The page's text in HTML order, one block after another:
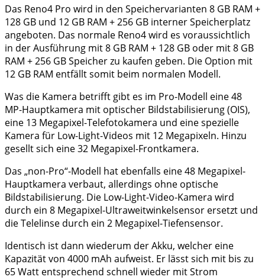
Das Reno4 Pro wird in den Speichervarianten 8 GB RAM +
128 GB und 12 GB RAM + 256 GB interner Speicherplatz
angeboten. Das normale Reno4 wird es voraussichtlich
in der Ausführung mit 8 GB RAM + 128 GB oder mit 8 GB
RAM + 256 GB Speicher zu kaufen geben. Die Option mit
12 GB RAM entfällt somit beim normalen Modell.
Was die Kamera betrifft gibt es im Pro-Modell eine 48
MP-Hauptkamera mit optischer Bildstabilisierung (OIS),
eine 13 Megapixel-Telefotokamera und eine spezielle
Kamera für Low-Light-Videos mit 12 Megapixeln. Hinzu
gesellt sich eine 32 Megapixel-Frontkamera.
Das „non-Pro“-Modell hat ebenfalls eine 48 Megapixel-
Hauptkamera verbaut, allerdings ohne optische
Bildstabilisierung. Die Low-Light-Video-Kamera wird
durch ein 8 Megapixel-Ultraweitwinkelsensor ersetzt und
die Telelinse durch ein 2 Megapixel-Tiefensensor.
Identisch ist dann wiederum der Akku, welcher eine
Kapazität von 4000 mAh aufweist. Er lässt sich mit bis zu
65 Watt entsprechend schnell wieder mit Strom